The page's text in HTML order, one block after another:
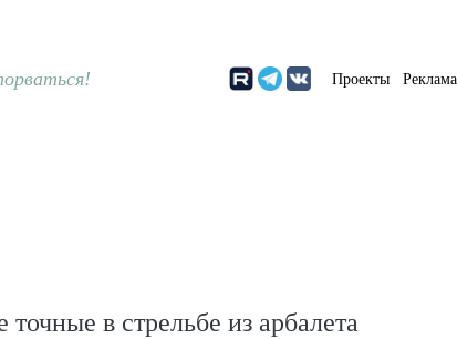
Проекты Реклама
в стрельбе из арбалета